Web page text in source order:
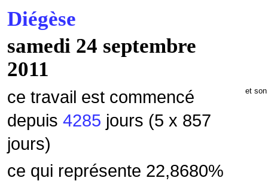
Diégèse
samedi 24 septembre
2011
ce travail est commencé
depuis 4285 jours (5 x 857
jours)
et
ce qui représente 22,8680%